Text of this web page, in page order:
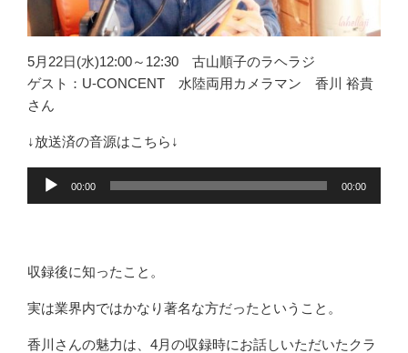
5月22日(水)12:00～12:30 古山順子のラヘラジ
ゲスト：U-CONCENT 水陸両用カメラマン 香川 裕貴
さん
↓放送済の音源はこちら↓
ー
ー
00:00 00:00
収録後に知ったこと。
実は業界内ではかなり著名な方だったということ。
香川さんの魅力は、4月の収録時にお話しいただいたクラ